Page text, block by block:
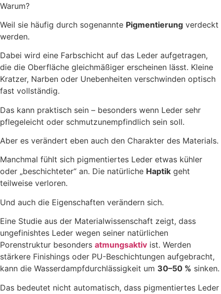
Warum?
Weil sie häufig durch sogenannte Pigmentierung verdeckt
werden.
Dabei wird eine Farbschicht auf das Leder aufgetragen,
die die Oberfläche gleichmäßiger erscheinen lässt. Kleine
Kratzer, Narben oder Unebenheiten verschwinden optisch
fast vollständig.
Das kann praktisch sein – besonders wenn Leder sehr
pflegeleicht oder schmutzunempfindlich sein soll.
Aber es verändert eben auch den Charakter des Materials.
Manchmal fühlt sich pigmentiertes Leder etwas kühler
oder „beschichteter“ an. Die natürliche Haptik geht
teilweise verloren.
Und auch die Eigenschaften verändern sich.
Eine Studie aus der Materialwissenschaft zeigt, dass
ungefinishtes Leder wegen seiner natürlichen
Porenstruktur besonders atmungsaktiv ist. Werden
stärkere Finishings oder PU-Beschichtungen aufgebracht,
kann die Wasserdampfdurchlässigkeit um 30–50 % sinken.
Das bedeutet nicht automatisch, dass pigmentiertes Leder